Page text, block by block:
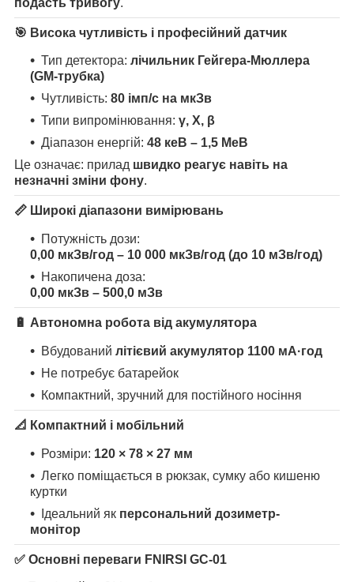
🎯 Висока чутливість і професійний датчик
Тип детектора: лічильник Гейгера-Мюллера
(GM-трубка)
Чутливість: 80 імп/с на мкЗв
Типи випромінювання: γ, X, β
Діапазон енергій: 48 кеВ – 1,5 МеВ
Це означає: прилад швидко реагує навіть на
незначні зміни фону.
📏 Широкі діапазони вимірювань
Потужність дози:
0,00 мкЗв/год – 10 000 мкЗв/год (до 10 мЗв/год)
Накопичена доза:
0,00 мкЗв – 500,0 мЗв
🔋 Автономна робота від акумулятора
Вбудований літієвий акумулятор 1100 мА·год
Не потребує батарейок
Компактний, зручний для постійного носіння
📐 Компактний і мобільний
Розміри: 120 × 78 × 27 мм
Легко поміщається в рюкзак, сумку або кишеню
куртки
Ідеальний як персональний дозиметр-
монітор
✅ Основні переваги FNIRSI GC-01